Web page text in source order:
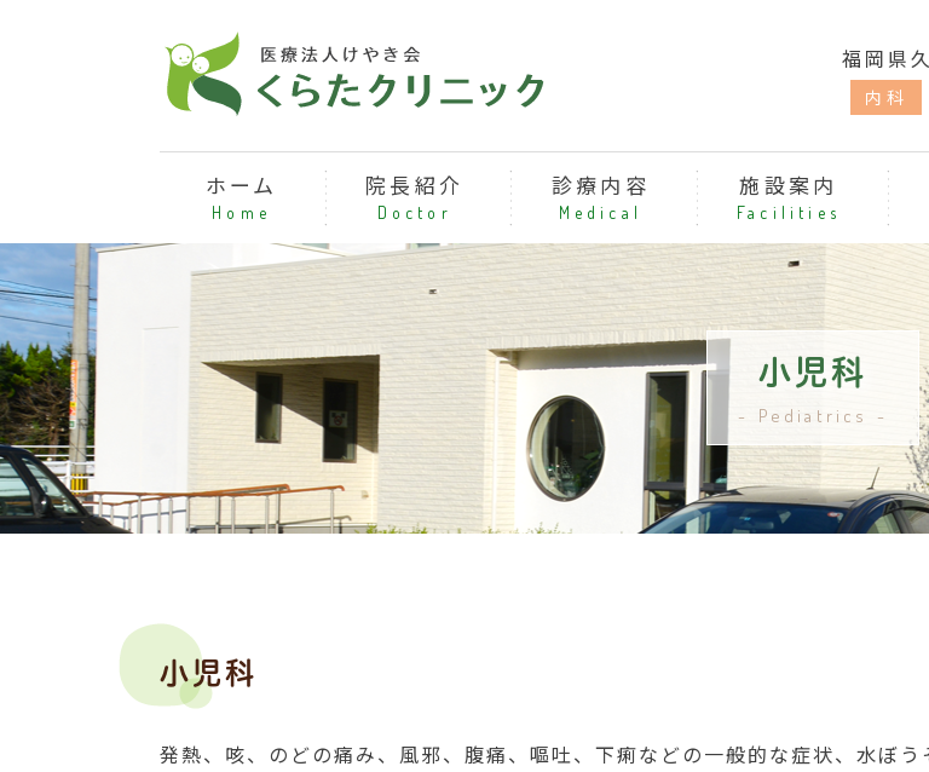
福岡県
内科
ホーム
Home
院長紹介
Doctor
診療内容
Medical
施設案内
Facilities
小児科
Pediatrics
小児科
発熱、咳、のどの痛み、風邪、腹痛、嘔吐、下痢などの一般的な症状、水ぼう